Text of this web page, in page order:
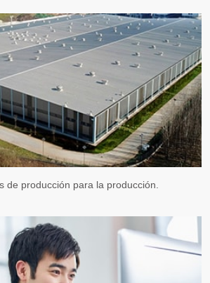
de producción para la producción.